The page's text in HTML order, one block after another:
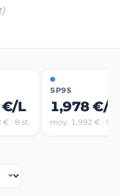
€/L
· 8 st.
SP95
1,978 €/L
moy. 1,992 € · 5